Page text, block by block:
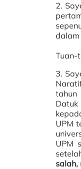
2.
dalam
Tuan-
3.
tahun
UPM
UPM
salah,